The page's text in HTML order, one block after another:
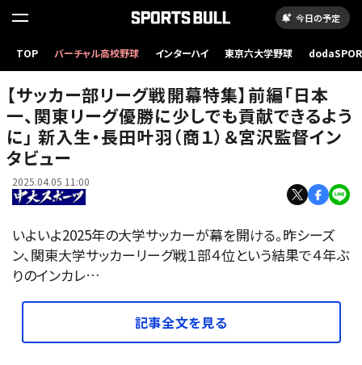
今日の予定
TOP バーチャル高校野球 インターハイ 東京六大学野球
【サッカー部リーグ戦開幕特集】前編「日本
一、関東リーグ優勝に少しでも貢献できるよう
に」 新入生・長田叶羽（商１）＆宮沢監督イン
タビュー
2025.04.05 11:00
いよいよ2025年の大学サッカーが幕を開ける。昨シーズ
ン、関東大学サッカーリーグ戦１部４位という結果で４年ぶ
りのインカレ…
記事全文を見る